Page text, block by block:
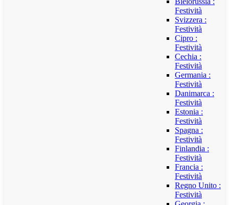
Festività
Svizzera :
Festività
Cipro :
Festività
Cechia :
Festività
Germania :
Festività
Danimarca :
Festività
Estonia :
Festività
Spagna :
Festività
Finlandia :
Festività
Francia :
Festività
Regno Unito :
Festività